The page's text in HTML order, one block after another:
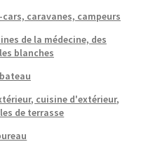
caravanes, campeurs
de la médecine, des
blanches
cuisine d'extérieur,
de terrasse